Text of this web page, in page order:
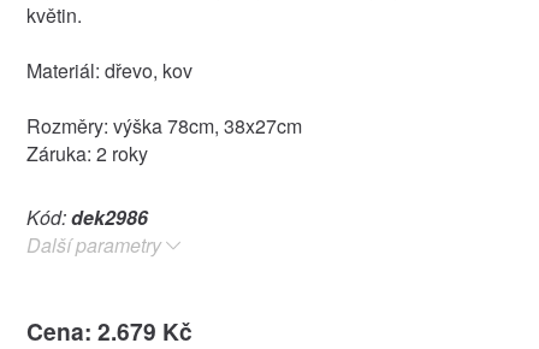
květin.
Materiál: dřevo, kov
Rozměry: výška 78cm, 38x27cm
Záruka: 2 roky
Kód:dek2986
Další parametry
Cena: 2.679 Kč